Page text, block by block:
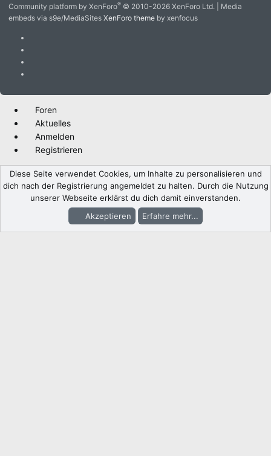
Community platform by XenForo® © 2010-2026 XenForo Ltd.
Media
embeds via s9e/MediaSites XenForo theme by xenfocus
Foren
Aktuelles
Anmelden
Registrieren
Diese Seite verwendet Cookies, um Inhalte zu personalisieren und
dich nach der Registrierung angemeldet zu halten. Durch die Nutzung
unserer Webseite erklärst du dich damit einverstanden.
Akzeptieren
Erfahre mehr...